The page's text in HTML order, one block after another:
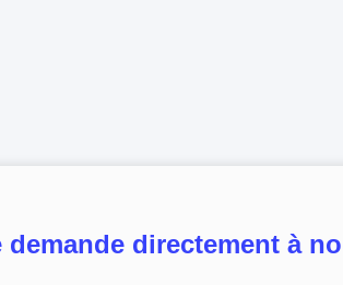
demande directement à